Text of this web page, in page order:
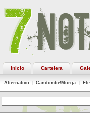
Inicio Cartelera
Alternativo Candombe/Murga